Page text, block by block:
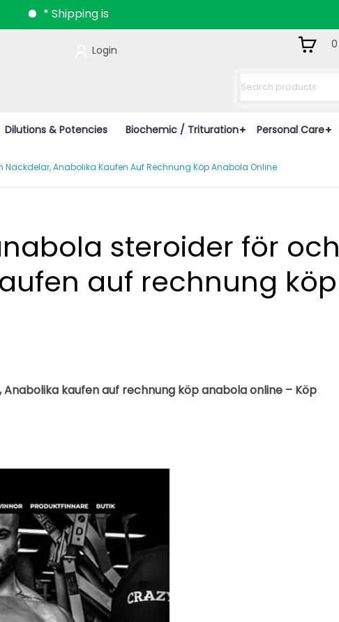
* Shipping is now available all over India.
Login 0
Dilutions & Potencies Biochemic / Trituration Personal Care
Nackdelar, Anabolika Kaufen Auf Rechnung Köp Anabola Online
steroider för och
auf rechnung köp
kaufen auf rechnung köp anabola online – Köp